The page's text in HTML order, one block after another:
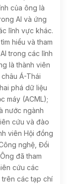
của ông là
AI và ứng
lĩnh vực khác.
hiểu và tham
trong các lĩnh
là thành viên
Á-Thái
phá dữ liệu
máy (ACML);
nước ngành
cứu và đào
viên Hội đồng
nghệ, Đổi
đã tham
cứu các
các tạp chí